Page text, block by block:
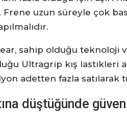
uzun süreyle çok
sahip olduğu teknoloji
Ultragrip kış lastikleri
adetten fazla satılarak
düştüğünde